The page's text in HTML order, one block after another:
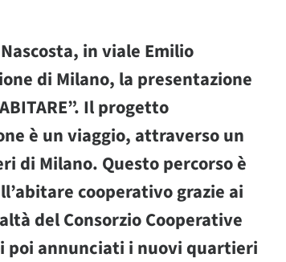
in viale Emilio
di Milano, la presentazione
Il progetto
è un viaggio, attraverso un
di Milano. Questo percorso è
cooperativo grazie ai
del Consorzio Cooperative
poi annunciati i nuovi quartieri